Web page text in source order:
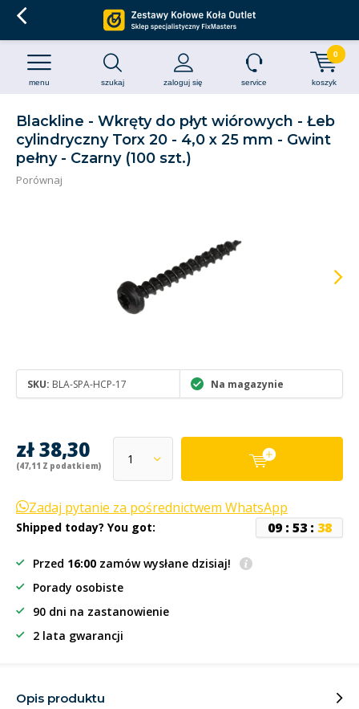
szukaj zaloguj się
menu service koszyk
0
Blackline - Wkręty do płyt wiórowych - Łeb
cylindryczny Torx 20 - 4,0 x 25 mm - Gwint
pełny - Czarny (100 szt.)
Porównaj
SKU: BLA-SPA-HCP-17 Na magazynie
zł 38,30
(47,11 Z podatkiem)
Zadaj pytanie za pośrednictwem WhatsApp
Shipped today? You got: 09: 53: 37
Przed 16:00 zamów wysłane dzisiaj!
Porady osobiste
90 dni na zastanowienie
2 lata gwarancji
Opis produktu